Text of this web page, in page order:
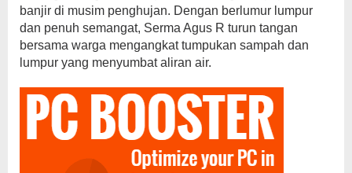
banjir di musim penghujan. Dengan berlumur lumpur
dan penuh semangat, Serma Agus R turun tangan
bersama warga mengangkat tumpukan sampah dan
lumpur yang menyumbat aliran air.